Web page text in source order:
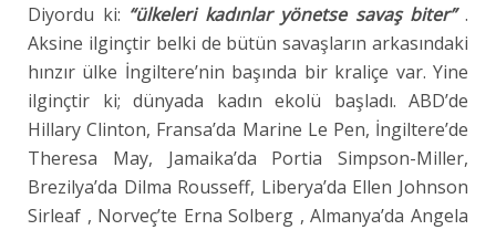
Diyordu ki: “ülkeleri kadınlar yönetse savaş biter”.
Aksine ilginçtir belki de bütün savaşların arkasındaki
hınzır ülke İngiltere’nin başında bir kraliçe var. Yine
ilginçtir ki; dünyada kadın ekolü başladı. ABD’de
Hillary Clinton, Fransa’da Marine Le Pen, İngiltere’de
Theresa May, Jamaika’da Portia Simpson-Miller,
Brezilya’da Dilma Rousseff, Liberya’da Ellen Johnson
Sirleaf , Norveç’te Erna Solberg , Almanya’da Angela